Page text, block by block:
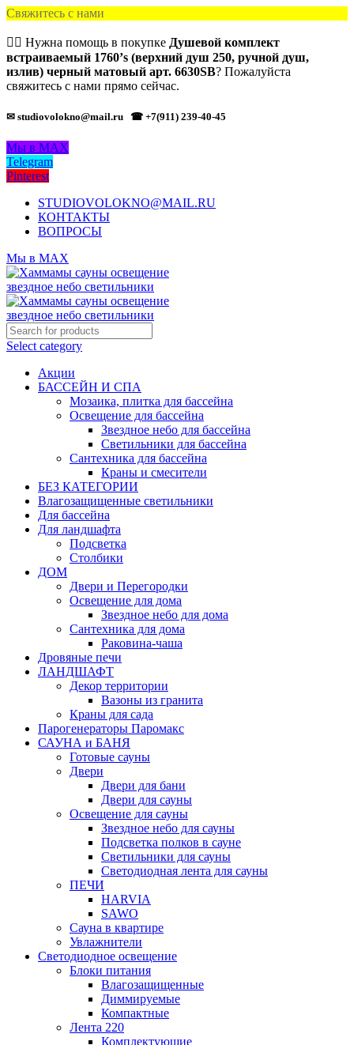
Свяжитесь с нами
🙋‍♂️ Нужна помощь в покупке Душевой комплект
встраиваемый 1760’s (верхний душ 250, ручной душ,
излив) черный матовый арт. 6630SB? Пожалуйста
свяжитесь с нами прямо сейчас.
✉ studiovolokno@mail.ru ☎ +7(911) 239-40-45
Мы в MAX
Telegram
Pinterest
STUDIOVOLOKNO@MAIL.RU
КОНТАКТЫ
ВОПРОСЫ
Мы в MAX
Select category
Акции
БАССЕЙН И СПА
Мозаика, плитка для бассейна
Освещение для бассейна
Звездное небо для бассейна
Светильники для бассейна
Сантехника для бассейна
Краны и смесители
БЕЗ КАТЕГОРИИ
Влагозащищенные светильники
Для бассейна
Для ландшафта
Подсветка
Столбики
ДОМ
Двери и Перегородки
Освещение для дома
Звездное небо для дома
Сантехника для дома
Раковина-чаша
Дровяные печи
ЛАНДШАФТ
Декор территории
Вазоны из гранита
Краны для сада
Парогенераторы Паромакс
САУНА и БАНЯ
Готовые сауны
Двери
Двери для бани
Двери для сауны
Освещение для сауны
Звездное небо для сауны
Подсветка полков в сауне
Светильники для сауны
Светодиодная лента для сауны
ПЕЧИ
HARVIA
SAWO
Сауна в квартире
Увлажнители
Светодиодное освещение
Блоки питания
Влагозащищенные
Диммируемые
Компактные
Лента 220
Комплектующие